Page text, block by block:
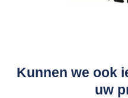
Kunnen we ook
uw